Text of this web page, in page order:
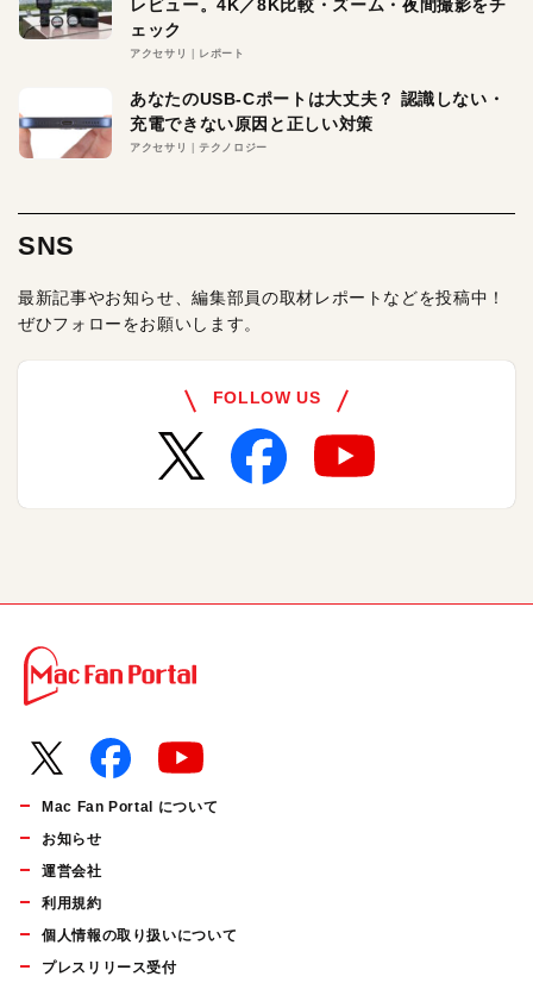
レビュー。4K／8K比較・ズーム・夜間撮影をチ
ェック
アクセサリ レポート
あなたのUSB-Cポートは大丈夫？ 認識しない・
充電できない原因と正しい対策
アクセサリ テクノロジー
SNS
最新記事やお知らせ、編集部員の取材レポートなどを投稿中！
ぜひフォローをお願いします。
FOLLOW US
Mac Fan Portal について
お知らせ
運営会社
利用規約
個人情報の取り扱いについて
プレスリリース受付